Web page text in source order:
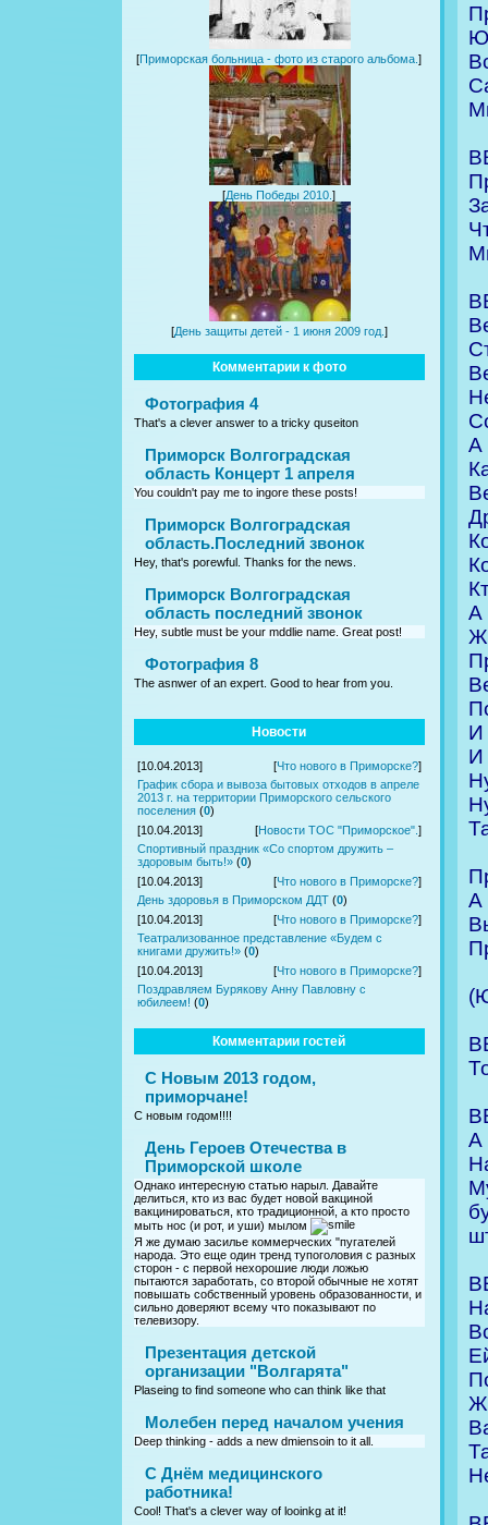
[Приморская больница - фото из старого альбома.]
[День Победы 2010.]
[День защиты детей - 1 июня 2009 год. ]
Комментарии к фото
Фотография 4
That's a clever answer to a tricky quseiton
Приморск Волгоградская
область Концерт 1 апреля
You couldn't pay me to ingore these posts!
Приморск Волгоградская
область.Последний звонок
Hey, that's porewful. Thanks for the news.
Приморск Волгоградская
область последний звонок
Hey, subtle must be your mddlie name. Great post!
Фотография 8
The asnwer of an expert. Good to hear from you.
Новости
[10.04.2013] [Что нового в Приморске?]
График сбора и вывоза бытовых отходов в апреле
2013 г. на территории Приморского сельского
поселения (0)
[10.04.2013]
[Новости ТОС "Приморское". ]
Спортивный праздник «Со спортом дружить –
здоровым быть!» (0)
[10.04.2013]
[Что нового в Приморске?]
День здоровья в Приморском ДДТ (0)
[10.04.2013]
[Что нового в Приморске?]
Театрализованное представление «Будем с
книгами дружить!» (0)
[10.04.2013]
[Что нового в Приморске?]
Поздравляем Бурякову Анну Павловну с
юбилеем! (0)
Комментарии гостей
С Новым 2013 годом,
приморчане!
С новым годом!!!!
День Героев Отечества в
Приморской школе
Однако интересную статью нарыл. Давайте
делиться, кто из вас будет новой вакциной
вакцинироваться, кто традиционной, а кто просто
мыть нос (и рот, и уши) мылом
Я же думаю засилье коммерческих "пугателей
народа. Это еще один тренд тупоголовия с разных
сторон - с первой нехорошие люди ложью
пытаются заработать, со второй обычные не хотят
повышать собственный уровень образованности, и
сильно доверяют всему что показывают по
телевизору.
Презентация детской
организации "Волгарята"
Plaseing to find someone who can think like that
Молебен перед началом учения
Deep thinking - adds a new dmiensoin to it all.
C Днём медицинского
работника!
Cool! That's a clever way of looinkg at it!
А
А
И
И
А
А